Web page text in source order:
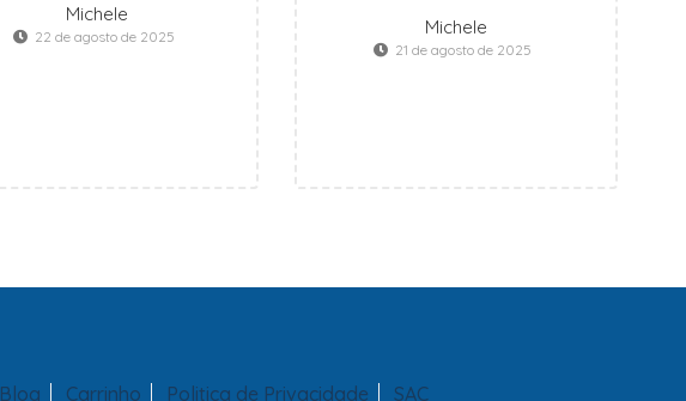
Michele
22 de agosto de 2025 Michele
21 de agosto de 2025
Blog Carrinho Politica de Privacidade SAC